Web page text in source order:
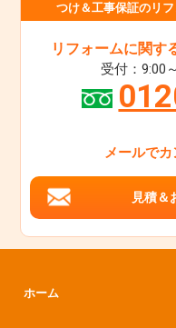
つけ＆工事保証のリ
リフォームに関す
受付：9:00
メールで
見積＆
ホーム